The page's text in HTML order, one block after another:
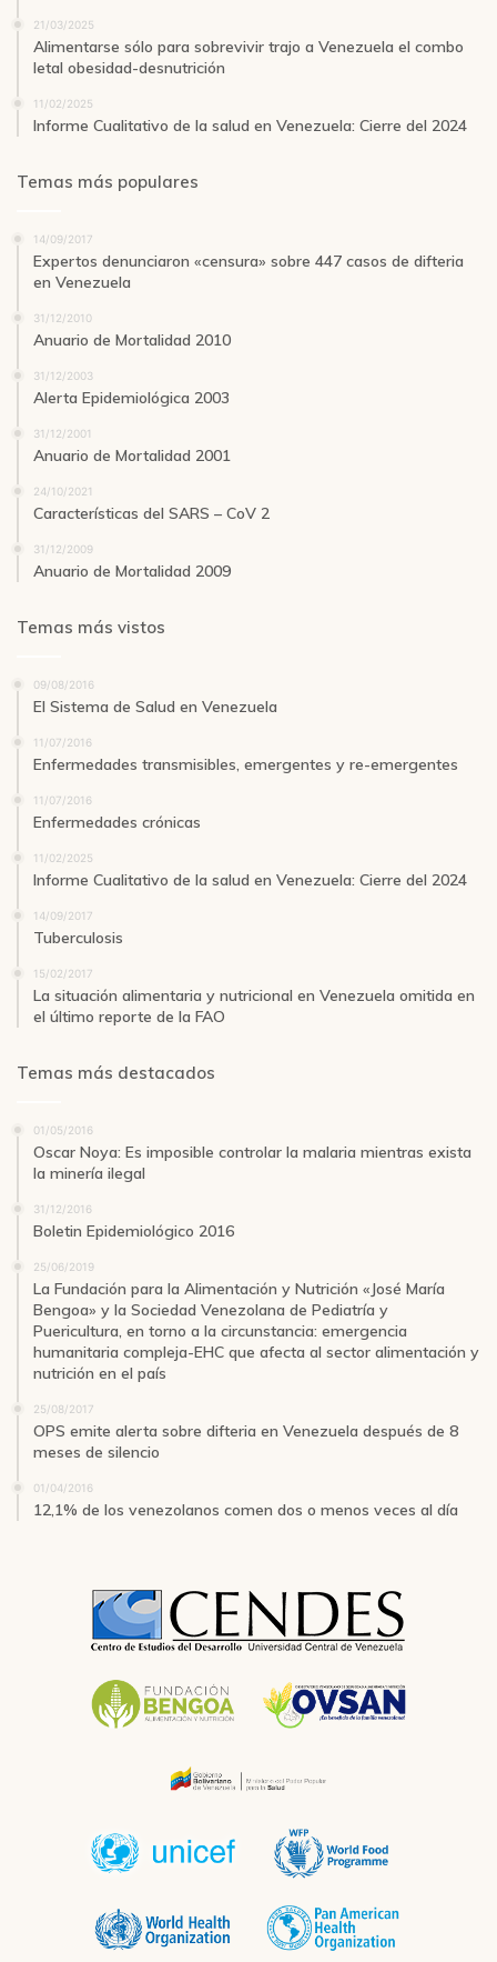
21/03/2025
Alimentarse sólo para sobrevivir trajo a Venezuela el combo
letal obesidad-desnutrición
11/02/2025
Informe Cualitativo de la salud en Venezuela: Cierre del 2024
Temas más populares
14/09/2017
Expertos denunciaron «censura» sobre 447 casos de difteria
en Venezuela
31/12/2010
Anuario de Mortalidad 2010
31/12/2003
Alerta Epidemiológica 2003
31/12/2001
Anuario de Mortalidad 2001
24/10/2021
Características del SARS – CoV 2
31/12/2009
Anuario de Mortalidad 2009
Temas más vistos
09/08/2016
El Sistema de Salud en Venezuela
11/07/2016
Enfermedades transmisibles, emergentes y re-emergentes
11/07/2016
Enfermedades crónicas
11/02/2025
Informe Cualitativo de la salud en Venezuela: Cierre del 2024
14/09/2017
Tuberculosis
15/02/2017
La situación alimentaria y nutricional en Venezuela omitida en
el último reporte de la FAO
Temas más destacados
01/05/2016
Oscar Noya: Es imposible controlar la malaria mientras exista
la minería ilegal
31/12/2016
Boletin Epidemiológico 2016
25/06/2019
La Fundación para la Alimentación y Nutrición «José María
Bengoa» y la Sociedad Venezolana de Pediatría y
Puericultura, en torno a la circunstancia: emergencia
humanitaria compleja-EHC que afecta al sector alimentación y
nutrición en el país
25/08/2017
OPS emite alerta sobre difteria en Venezuela después de 8
meses de silencio
01/04/2016
12,1% de los venezolanos comen dos o menos veces al día